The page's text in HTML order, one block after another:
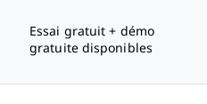
Essai gratuit + démo
gratuite disponibles